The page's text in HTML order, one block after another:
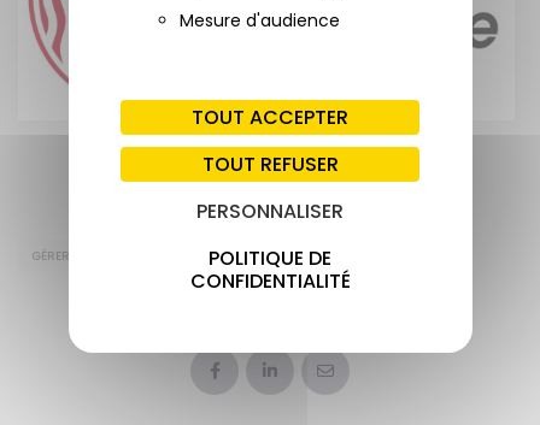
Mesure d'audience
TOUT ACCEPTER
TOUT REFUSER
PERSONNALISER
POLITIQUE DE
CONFIDENTIALITÉ
GÉRER